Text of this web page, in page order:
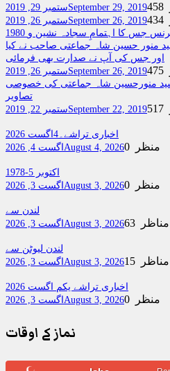
ستمبر 29, 2019September 29, 2019
ستمبر 26, 2019September 26, 2019
1980 میں یو کے میں پہلی نعت کانفرنس جس کا اہتمامِ سجادہ نشین و
منور حسین شاہ جماعتی صاحب نے کیا
اور جس کی آپ نے صدارت بھی فرمائی
ستمبر 26, 2019September 26, 2019
منورحسین شاہ جماعتی کی خصوصی
تصاویر
ستمبر 22, 2019September 22, 2019
اخباری تراشے۔4اگست 2026
اگست 4, 2026 August 4, 2026 0 منظر
اکتوبر 5-1978
اگست 3, 2026 August 3, 2026 0 منظر
لندن سے
اگست 3, 2026 August 3, 2026 63 مناظر
لندن لیوٹن سے
اگست 3, 2026 August 3, 2026 15 مناظر
اخباری تراشے یکم اگست 2026
اگست 3, 2026 August 3, 2026 0 منظر
نماز کے اوقات